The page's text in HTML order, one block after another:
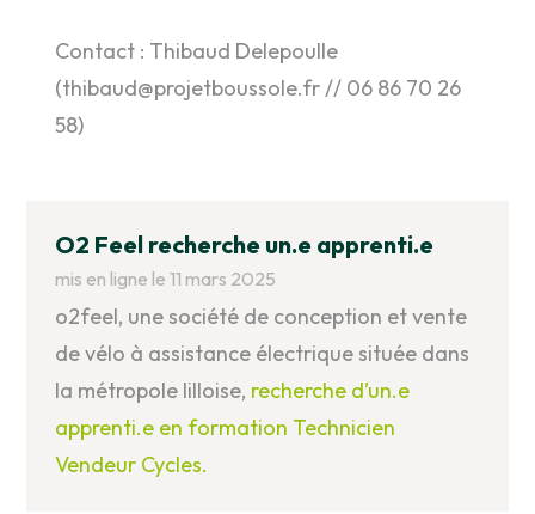
Contact : Thibaud Delepoulle
(thibaud@projetboussole.fr // 06 86 70 26
58)
O2 Feel recherche un.e apprenti.e
mis en ligne le 11 mars 2025
o2feel, une société de conception et vente
de vélo à assistance électrique située dans
la métropole lilloise, recherche d’un.e
apprenti.e en formation Technicien
Vendeur Cycles.